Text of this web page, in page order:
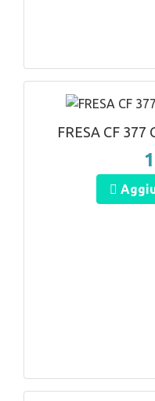
FRESA CF 377